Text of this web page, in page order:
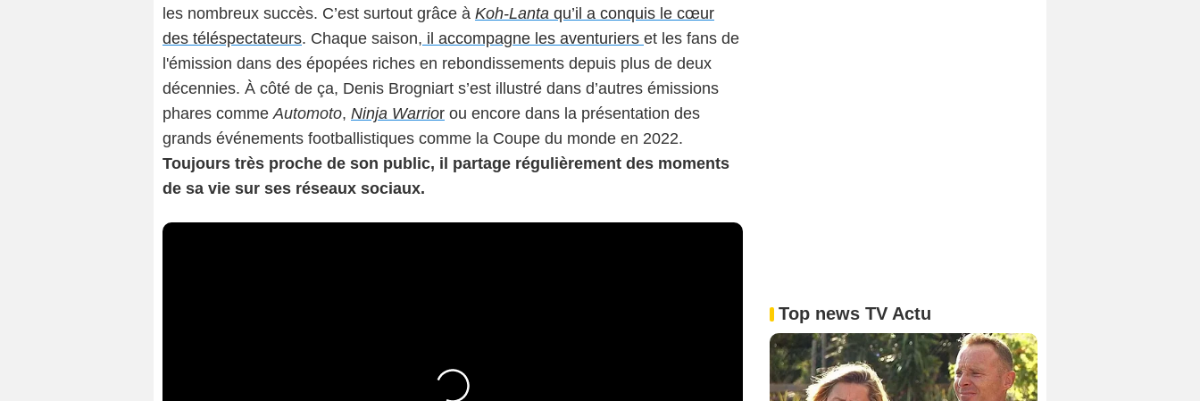
les nombreux succès. C’est surtout grâce à Koh-Lanta qu’il a conquis le cœur
des téléspectateurs. Chaque saison, il accompagne les aventuriers et les fans de
l'émission dans des épopées riches en rebondissements depuis plus de deux
décennies. À côté de ça, Denis Brogniart s’est illustré dans d’autres émissions
phares commeAutomoto, Ninja Warrior ou encore dans la présentation des
grands événements footballistiques comme la Coupe du monde en 2022.
Toujours très proche de son public, il partage régulièrement des moments
de sa vie sur ses réseaux sociaux.
Top news TV Actu